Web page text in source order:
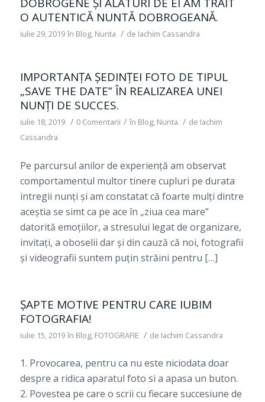
DOBROGENE ȘI ALĂTURI DE EI AM TRĂIT
O AUTENTICĂ NUNTĂ DOBROGEANĂ.
iulie 29, 2019 în Blog, Nunta / de Iachim Cassandra
IMPORTANȚA ŞEDINȚEI FOTO DE TIPUL
„SAVE THE DATE” ÎN REALIZAREA UNEI
NUNȚI DE SUCCES.
iulie 18, 2019 / 0 Comentarii / în Blog, Nunta / de Iachim
Cassandra
Pe parcursul anilor de experiență am observat
comportamentul multor tinere cupluri pe durata
intregii nunți şi am constatat că foarte mulți dintre
aceştia se simt ca pe ace în „ziua cea mare”
datorită emoțiilor, a stresului legat de organizare,
invitați, a oboselii dar şi din cauză că noi, fotografii
şi videografii suntem puțin străini pentru […]
ȘAPTE MOTIVE PENTRU CARE IUBIM
FOTOGRAFIA!
iulie 15, 2019 în Blog, FOTOGRAFIE / de Iachim Cassandra
1. Provocarea, pentru ca nu este niciodata doar
despre a ridica aparatul foto si a apasa un buton.
2. Povestea pe care o scrii cu fiecare succesiune de